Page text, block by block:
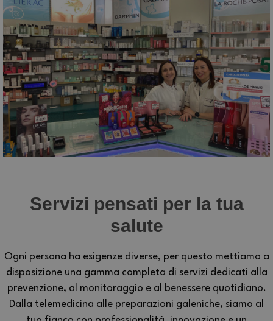
Servizi pensati per la tua
salute
Ogni persona ha esigenze diverse, per questo mettiamo a
disposizione una gamma completa di servizi dedicati alla
prevenzione, al monitoraggio e al benessere quotidiano.
Dalla telemedicina alle preparazioni galeniche, siamo al